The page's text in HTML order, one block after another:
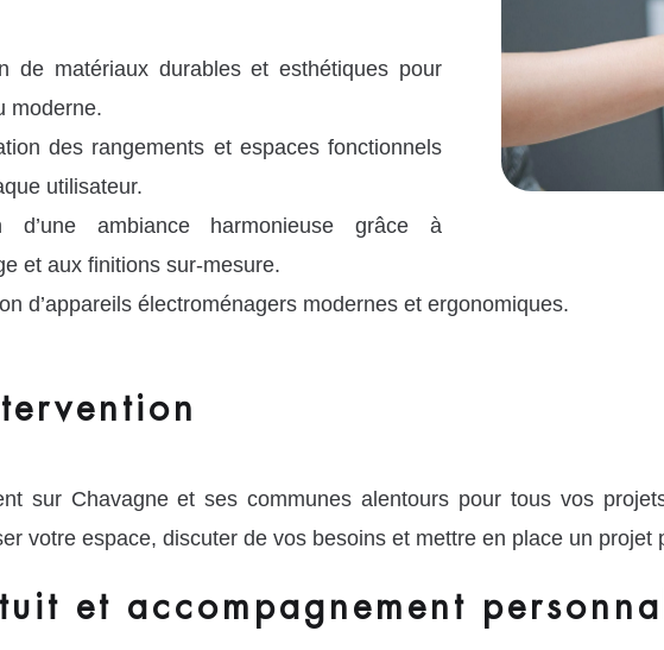
de matériaux durables et esthétiques pour
moderne.
des rangements et espaces fonctionnels
utilisateur.
d’une ambiance harmonieuse grâce à
et aux finitions sur-mesure.
d’appareils électroménagers modernes et ergonomiques.
sur Chavagne et ses communes alentours pour tous vos
votre espace, discuter de vos besoins et mettre en place un projet
et accompagnement